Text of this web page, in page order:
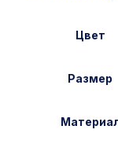
Цвет
Размер